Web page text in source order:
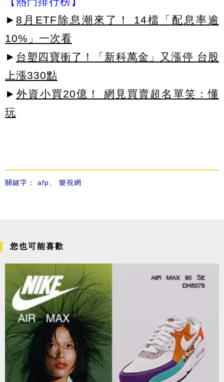
► 8月ETF除息潮來了！ 14檔「配息率逾
10%」一次看
► 台塑四寶衝了！「新科萬金」又漲停 台股
上漲330點
► 外資小買20億！ 網見買賣超名單笑：懂
玩
關鍵字： afp、 樂視網
您也可能喜歡